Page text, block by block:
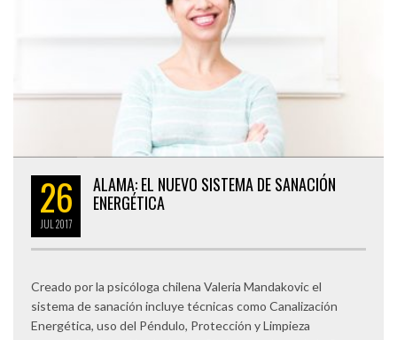
26
JUL 2017
ALAMA: EL NUEVO SISTEMA DE SANACIÓN
ENERGÉTICA
Creado por la psicóloga chilena Valeria Mandakovic el
sistema de sanación incluye técnicas como Canalización
Energética, uso del Péndulo, Protección y Limpieza